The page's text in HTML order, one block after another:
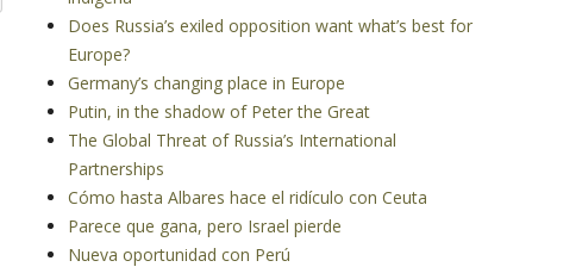
Does Russia’s exiled opposition want what’s best for
Europe?
Germany’s changing place in Europe
Putin, in the shadow of Peter the Great
The Global Threat of Russia’s International
Partnerships
Cómo hasta Albares hace el ridículo con Ceuta
Parece que gana, pero Israel pierde
Nueva oportunidad con Perú